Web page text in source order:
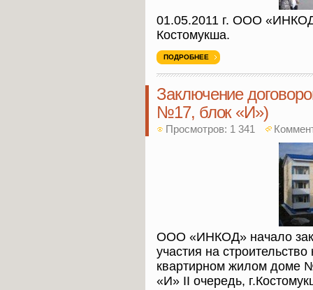
01.05.2011 г. ООО
Костомукша.
ПОДРОБНЕЕ
Заключение
№17, блок «И»)
Просмотров: 1 341
ООО «ИНКОД» начало
участия на
квартирном жилом доме
«И» II очередь,